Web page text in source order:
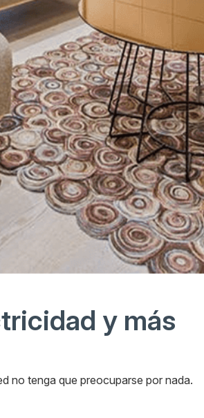
y más
no tenga que preocuparse por nada.